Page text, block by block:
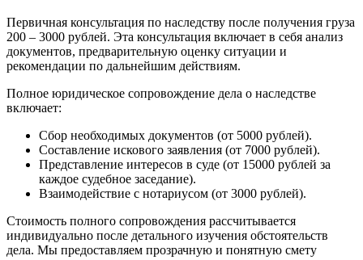
Первичная консультация по наследству после получения груза
200 – 3000 рублей. Эта консультация включает в себя анализ
документов, предварительную оценку ситуации и
рекомендации по дальнейшим действиям.
Полное юридическое сопровождение дела о наследстве
включает:
Сбор необходимых документов (от 5000 рублей).
Составление искового заявления (от 7000 рублей).
Представление интересов в суде (от 15000 рублей за
каждое судебное заседание).
Взаимодействие с нотариусом (от 3000 рублей).
Стоимость полного сопровождения рассчитывается
индивидуально после детального изучения обстоятельств
дела. Мы предоставляем прозрачную и понятную смету